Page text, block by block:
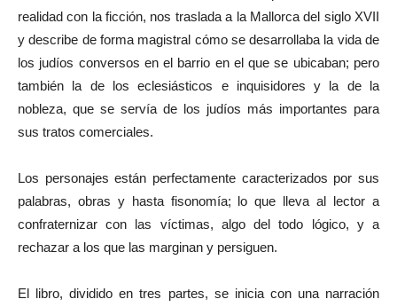
realidad con la ficción, nos traslada a la Mallorca del siglo XVII
y describe de forma magistral cómo se desarrollaba la vida de
los judíos conversos en el barrio en el que se ubicaban; pero
también la de los eclesiásticos e inquisidores y la de la
nobleza, que se servía de los judíos más importantes para
sus tratos comerciales.
Los personajes están perfectamente caracterizados por sus
palabras, obras y hasta fisonomía; lo que lleva al lector a
confraternizar con las víctimas, algo del todo lógico, y a
rechazar a los que las marginan y persiguen.
El libro, dividido en tres partes, se inicia con una narración